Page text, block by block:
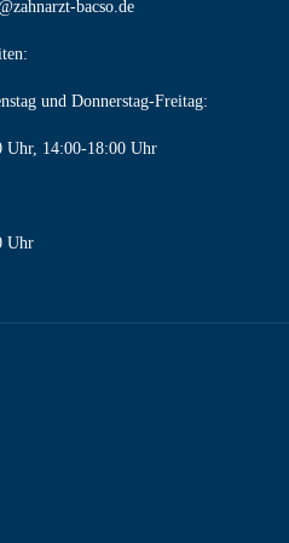
bacso.de
und Donnerstag-Freitag:
Uhr, 14:00-18:00 Uhr
Uhr